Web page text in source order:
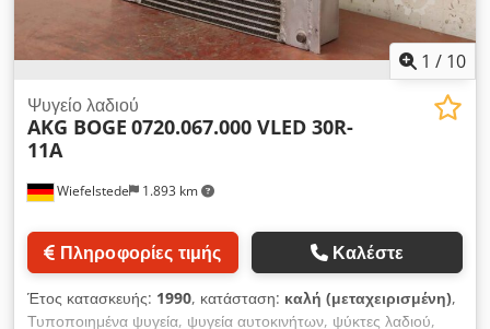
1 / 10
Wiefelstede 1.893 km
Ψυγείο λαδιού
AKG BOGE 0720.067.000 VLED 30R-
11A
Πληροφορίες τιμής Καλέστε
Έτος κατασκευής: 1990, κατάσταση: καλή (μεταχειρισμένη),
Τυποποιημένα ψυγεία, ψυγεία αυτοκινήτων, ψύκτες λαδιού,